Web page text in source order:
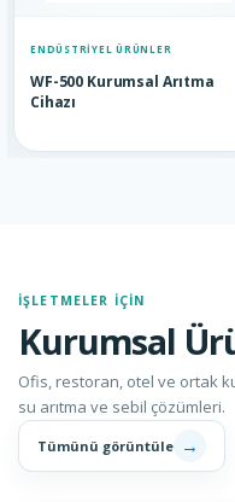
ENDÜSTRIYEL ÜRÜNLER
WF-500 Kurumsal Arıtma
Cihazı
İŞLETMELER İÇIN
Kurumsal
Ofis, restoran, otel ve ortak
su arıtma ve sebil çözümleri.
Tümünü görüntüle →